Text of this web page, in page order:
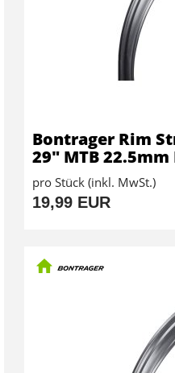
Bontrager Rim
29" MTB 22.5mm
pro Stück (inkl. MwSt.)
19,99 EUR